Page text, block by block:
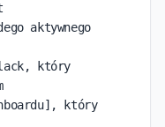
aktywnego
który
który